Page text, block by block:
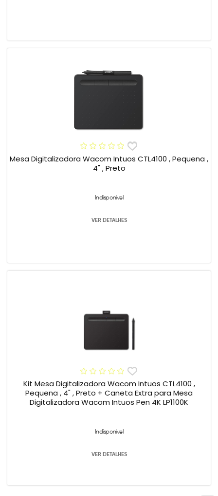
Mesa Digitalizadora Wacom Intuos CTL4100 , Pequena ,
4" , Preto
Indisponível
VER DETALHES
Kit Mesa Digitalizadora Wacom Intuos CTL4100 ,
Pequena , 4" , Preto + Caneta Extra para Mesa
Digitalizadora Wacom Intuos Pen 4K LP1100K
Indisponível
VER DETALHES